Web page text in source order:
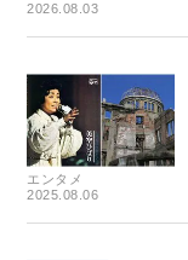
2026.08.03
エンタメ
2025.08.06